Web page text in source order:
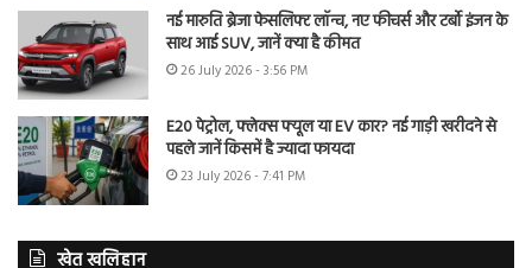
नई मारुति ब्रेजा फेसलिफ्ट लॉन्च, नए फीचर्स और टर्बो इंजन के
साथ आई SUV, जानें क्या है कीमत
26 July 2026 - 3:56 PM
E20 पेट्रोल, फ्लेक्स फ्यूल या EV कार? नई गाड़ी खरीदने से
पहले जानें किसमें है ज्यादा फायदा
23 July 2026 - 7:41 PM
खेत खलिहान